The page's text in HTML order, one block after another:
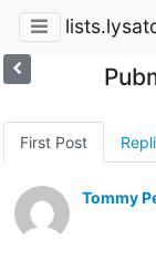
First Post
Tommy